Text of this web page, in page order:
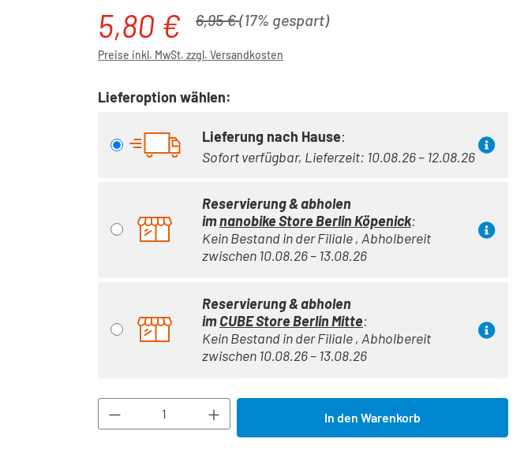
Verkaufspreis:
5,80 € Regulärer Preis:
6,95 €(17% gespart)
Preise inkl. MwSt. zzgl. Versandkosten
Lieferoption wählen:
Lieferung nach Hause:
Sofort verfügbar, Lieferzeit: 10.08.26 – 12.08.26
Reservierung & abholen
imnanobike Store Berlin Köpenick:
Kein Bestand in der Filiale , Abholbereit
zwischen 10.08.26 – 13.08.26
Reservierung & abholen
imCUBE Store Berlin Mitte:
Kein Bestand in der Filiale , Abholbereit
zwischen 10.08.26 – 13.08.26
Produkt Anzahl: Gib den gewünschten Wert ein
In den Warenkorb